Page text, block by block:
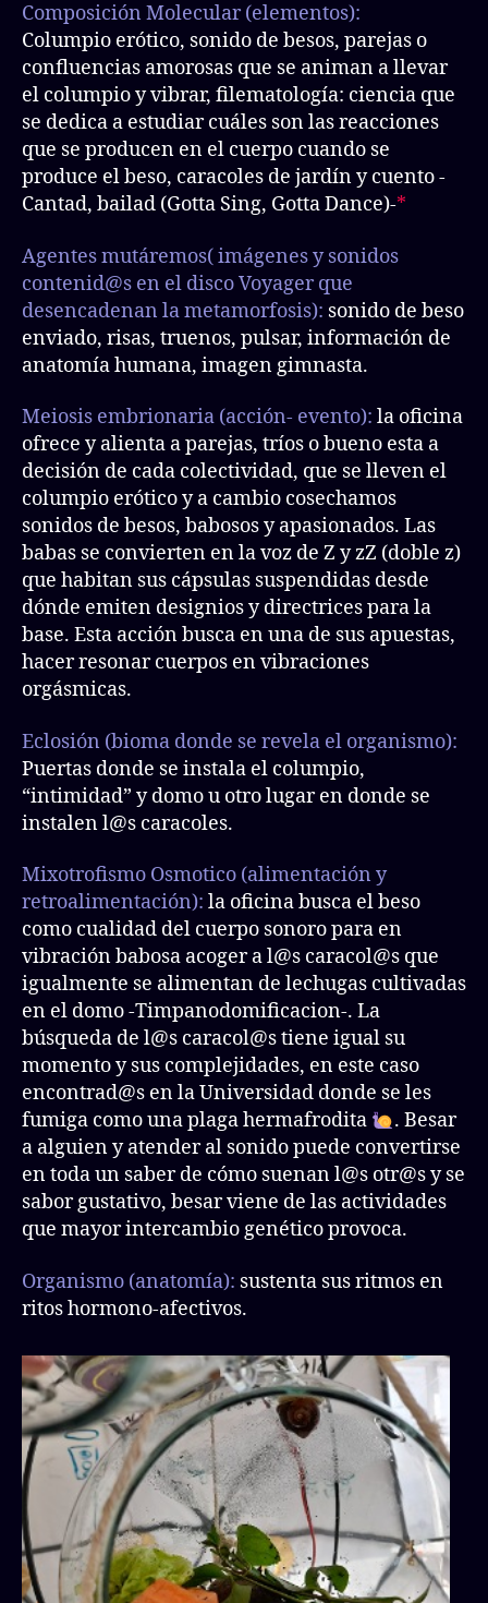
Composición Molecular (elementos):
Columpio erótico, sonido de besos, parejas o
confluencias amorosas que se animan a llevar
el columpio y vibrar, filematología: ciencia que
se dedica a estudiar cuáles son las reacciones
que se producen en el cuerpo cuando se
produce el beso, caracoles de jardín y cuento -
Cantad, bailad (Gotta Sing, Gotta Dance)-*
Agentes mutáremos( imágenes y sonidos
contenid@s en el discoVoyager que
desencadenan la metamorfosis): sonido de beso
enviado, risas, truenos, pulsar, información de
anatomía humana, imagen gimnasta.
Meiosis embrionaria (acción- evento): la oficina
ofrece y alienta a parejas, tríos o bueno esta a
decisión de cada colectividad, que se lleven el
columpio erótico y a cambio cosechamos
sonidos de besos, babosos y apasionados. Las
babas se convierten en la voz de Z y zZ (doble z)
que habitan sus cápsulas suspendidas desde
dónde emiten designios y directrices para la
base. Esta acción busca en una de sus apuestas,
hacer resonar cuerpos en vibraciones
orgásmicas.
Eclosión (bioma donde se revela el organismo):
Puertas donde se instala el columpio,
“intimidad” y domo u otro lugar en donde se
instalen l@s caracoles.
Mixotrofismo Osmotico (alimentación y
retroalimentación): la oficina busca el beso
como cualidad del cuerpo sonoro para en
vibración babosa acoger a l@s caracol@s que
igualmente se alimentan de lechugas cultivadas
en el domo -Timpanodomificacion-. La
búsqueda de l@s caracol@s tiene igual su
momento y sus complejidades, en este caso
encontrad@s en la Universidad donde se les
fumiga como una plaga hermafrodita
. Besar
a alguien y atender al sonido puede convertirse
en toda un saber de cómo suenan l@s otr@s y se
sabor gustativo, besar viene de las actividades
que mayor intercambio genético provoca.
Organismo (anatomía): sustenta sus ritmos en
ritos hormono-afectivos.